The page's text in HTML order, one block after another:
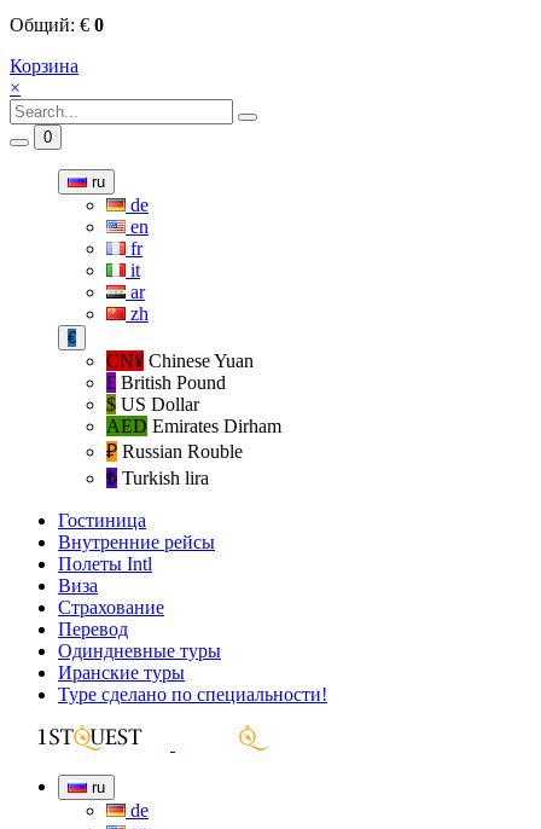
Общий: € 0
Корзина
×
0
ru
de
en
fr
it
ar
zh
€
CN¥ Chinese Yuan
£ British Pound
$ US Dollar
AED Emirates Dirham
₽‎ Russian Rouble
₺‎ Turkish lira
Гостиница
Внутренние рейсы
Полеты Intl
Виза
Страхование
Перевод
Одиндневные туры
Иранские туры
Туре сделано по специальности!
ru
de